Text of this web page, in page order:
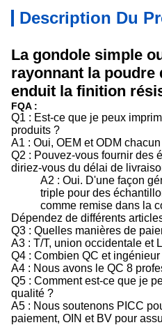
Description Du
La gondole simple
rayonnant la poudre
enduit la finition
FQA :
Q1 : Est-ce que je peux
produits ?
A1 : Oui, OEM et ODM
Q2 : Pouvez-vous fournir des
diriez-vous du délai de
A2 : Oui. D'une façon
triple pour des
comme remise dans la
Dépendez de différents
Q3 : Quelles manières de
A3 : T/T, union occidentale et
Q4 : Combien QC et
A4 : Nous avons le QC 8
Q5 : Comment est-ce que je
qualité ?
A5 : Nous soutenons PICC
paiement, OIN et BV pour